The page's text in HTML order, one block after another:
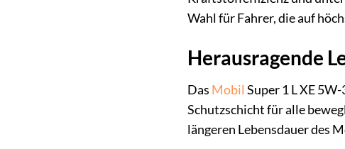
Wahl für Fahrer, die auf
Herausragende
Das Mobil Super 1 L XE
Schutzschicht für alle
längeren Lebensdauer des